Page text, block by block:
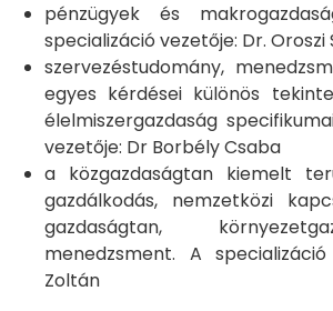
pénzügyek és
specializáció vezetője: Dr. Oroszi
szervezéstudomány,
egyes kérdései különös
élelmiszergazdaság
vezetője: Dr Borbély Csaba
a közgazdaságtan kiemelt
gazdálkodás, nemzetközi
gazdaságtan,
menedzsment. A
Zoltán